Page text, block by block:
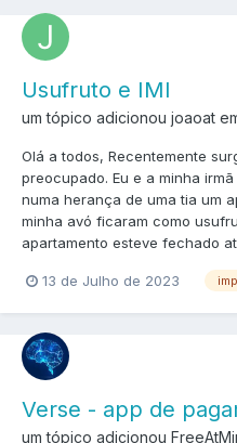
Usufruto e IMI
um tópico adicionou joaoat
Olá a todos, Recentemente
preocupado. Eu e a minha
numa herança de uma tia um
minha avó ficaram como
apartamento esteve fechado
13 de Julho de 2023
Verse - app de
um tópico adicionou